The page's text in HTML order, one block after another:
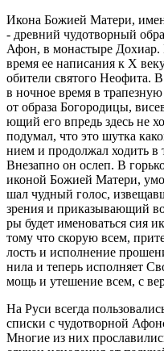
Ико­на Бо­жи­ей Ма­те­ри,
- древ­ний чу­до­твор­ный
Афон, в мо­на­сты­ре До­хи­ар.
вре­мя ее на­пи­са­ния к Х
оби­те­ли свя­то­го Нео­фи­та.
в ноч­ное вре­мя в
от об­ра­за Бо­го­ро­ди­цы,
ю­щий его впредь здесь не
по­ду­мал, что это шут­ка
ни­ем и про­дол­жал хо­дить в
Вне­зап­но он ослеп. В
ико­ной Бо­жи­ей Ма­те­ри,
шал чуд­ный го­лос,
зре­ния и при­ка­зы­ва­ю­щий
ры бу­дет име­но­вать­ся сия
то­му что ско­рую всем,
лость и ис­пол­не­ние
ни­ла и те­перь ис­пол­ня­ет
мощь и уте­ше­ние всем, с
На Ру­си все­гда
спис­ки с чу­до­твор­ной
Мно­гие из них